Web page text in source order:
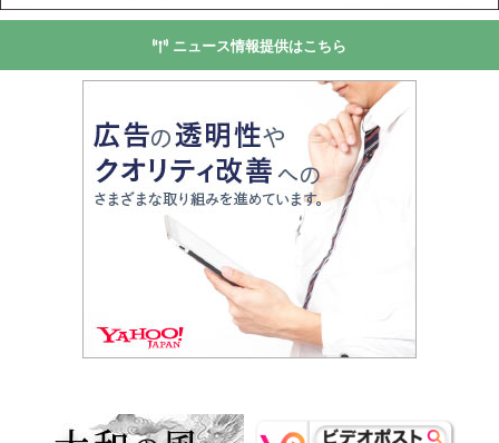
ニュース情報提供はこちら